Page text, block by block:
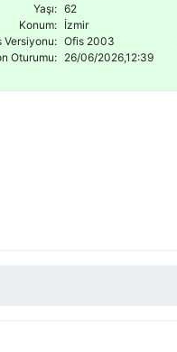
Yaşı: 62
Konum: İzmir
Versiyonu: Ofis 2003
Oturumu:
26/06/2026,12:39